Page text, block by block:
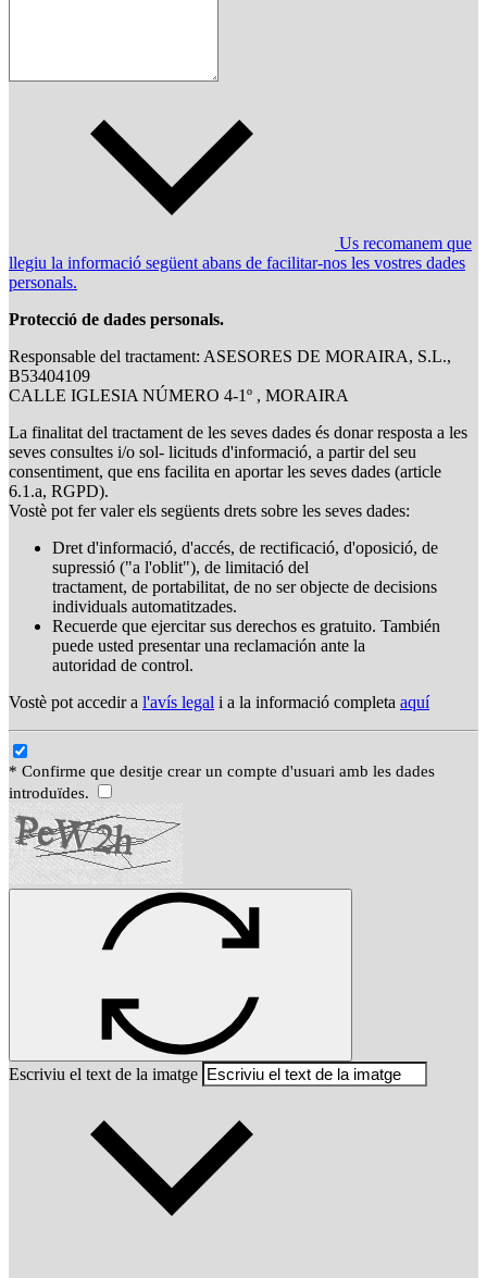
Us recomanem que
llegiu la informació següent abans de facilitar-nos les vostres dades
personals.
Protecció de dades personals.
Responsable del tractament: ASESORES DE MORAIRA, S.L.,
B53404109
CALLE IGLESIA NÚMERO 4-1º , MORAIRA
La finalitat del tractament de les seves dades és donar resposta a les
seves consultes i/o sol- licituds d'informació, a partir del seu
consentiment, que ens facilita en aportar les seves dades (article
6.1.a, RGPD).
Vostè pot fer valer els següents drets sobre les seves dades:
Dret d'informació, d'accés, de rectificació, d'oposició, de
supressió ("a l'oblit"), de limitació del
tractament, de portabilitat, de no ser objecte de decisions
individuals automatitzades.
Recuerde que ejercitar sus derechos es gratuito. También
puede usted presentar una reclamación ante la
autoridad de control.
Vostè pot accedir a l'avís legal i a la informació completa aquí
* Confirme que desitje crear un compte d'usuari amb les dades
introduïdes.
Escriviu el text de la imatge